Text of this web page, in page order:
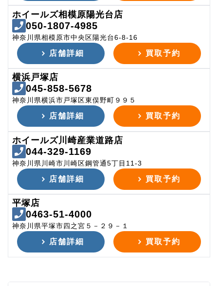
ホイールズ相模原陽光台店
050-1807-4985
神奈川県相模原市中央区陽光台6-8-16
店舗詳細 買取予約
横浜戸塚店
045-858-5678
神奈川県横浜市戸塚区東俣野町９９５
店舗詳細 買取予約
ホイールズ川崎産業道路店
044-329-1169
神奈川県川崎市川崎区鋼管通5丁目11-3
店舗詳細 買取予約
平塚店
0463-51-4000
神奈川県平塚市四之宮５－２９－１
店舗詳細 買取予約